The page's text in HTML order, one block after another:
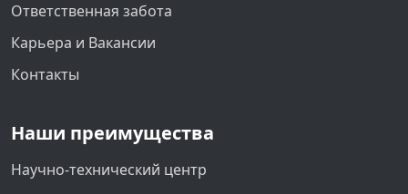
Ответственная забота
Карьера и Вакансии
Контакты
Наши преимущества
Научно-технический центр